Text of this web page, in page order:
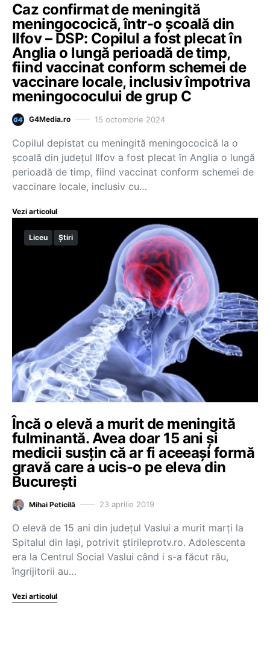
Caz confirmat de meningită
meningococică, într-o școală din
Ilfov – DSP: Copilul a fost plecat în
Anglia o lungă perioadă de timp,
fiind vaccinat conform schemei de
vaccinare locale, inclusiv împotriva
meningococului de grup C
G4Media.ro 15 octombrie 2024
Copilul depistat cu meningită meningococică la o
şcoală din judeţul Ilfov a fost plecat în Anglia o lungă
perioadă de timp, fiind vaccinat conform schemei de
vaccinare locale, inclusiv cu…
Vezi articolul
Liceu Știri
Încă o elevă a murit de meningită
fulminantă. Avea doar 15 ani şi
medicii susțin că ar fi aceeaşi formă
gravă care a ucis-o pe eleva din
Bucureşti
Mihai Peticilă 23 aprilie 2019
O elevă de 15 ani din județul Vaslui a murit marți la
Spitalul din Iași, potrivit știrileprotv.ro. Adolescenta
era la Centrul Social Vaslui când i s-a făcut rău,
îngrijitorii au…
Vezi articolul